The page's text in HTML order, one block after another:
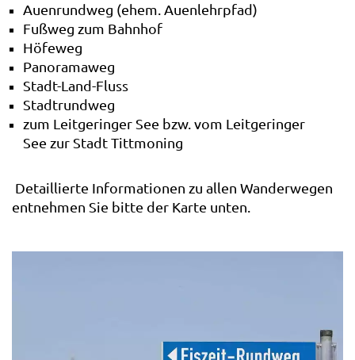
Auenrundweg (ehem. Auenlehrpfad)
Fußweg zum Bahnhof
Höfeweg
Panoramaweg
Stadt-Land-Fluss
Stadtrundweg
zum Leitgeringer See bzw. vom Leitgeringer
See zur Stadt Tittmoning
Detaillierte Informationen zu allen Wanderwegen
entnehmen Sie bitte der Karte unten.